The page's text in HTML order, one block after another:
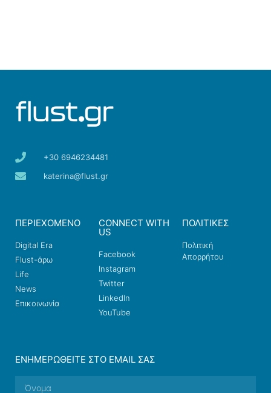
+30 6946234481
katerina@flust.gr
ΠΕΡΙΕΧΟΜΕΝΟ
Digital Era
Flust-άρω
Life
News
Επικοινωνία
CONNECT WITH
US
Facebook
Instagram
Twitter
LinkedIn
YouTube
ΠΟΛΙΤΙΚΕΣ
Πολιτική
Απορρήτου
ΕΝΗΜΕΡΩΘΕΊΤΕ ΣΤΟ EMAIL ΣΑΣ